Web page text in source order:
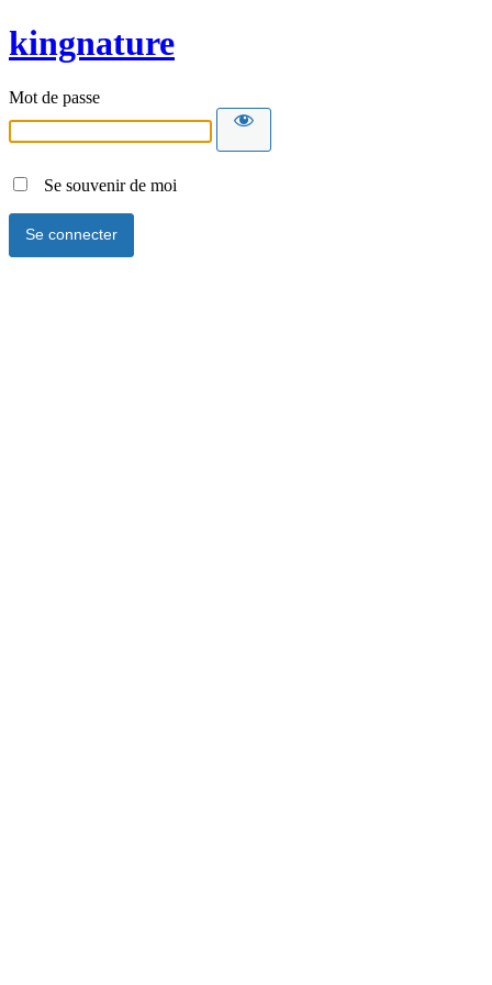
kingnature
Mot de passe
Se souvenir de moi